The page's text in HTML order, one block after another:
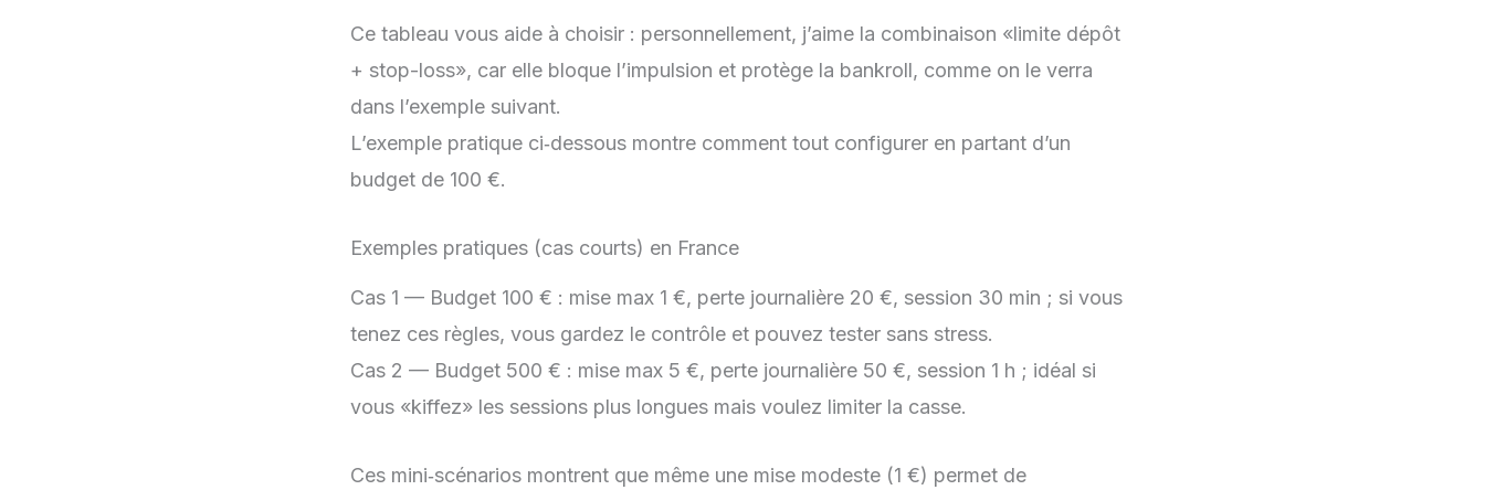
Ce tableau vous aide à choisir : personnellement, j’aime la combinaison «limite dépôt
+ stop-loss», car elle bloque l’impulsion et protège la bankroll, comme on le verra
dans l’exemple suivant.
L’exemple pratique ci‑dessous montre comment tout configurer en partant d’un
budget de 100 €.
Exemples pratiques (cas courts) en France
Cas 1 — Budget 100 € : mise max 1 €, perte journalière 20 €, session 30 min ; si vous
tenez ces règles, vous gardez le contrôle et pouvez tester sans stress.
Cas 2 — Budget 500 € : mise max 5 €, perte journalière 50 €, session 1 h ; idéal si
vous «kiffez» les sessions plus longues mais voulez limiter la casse.
Ces mini‑scénarios montrent que même une mise modeste (1 €) permet de